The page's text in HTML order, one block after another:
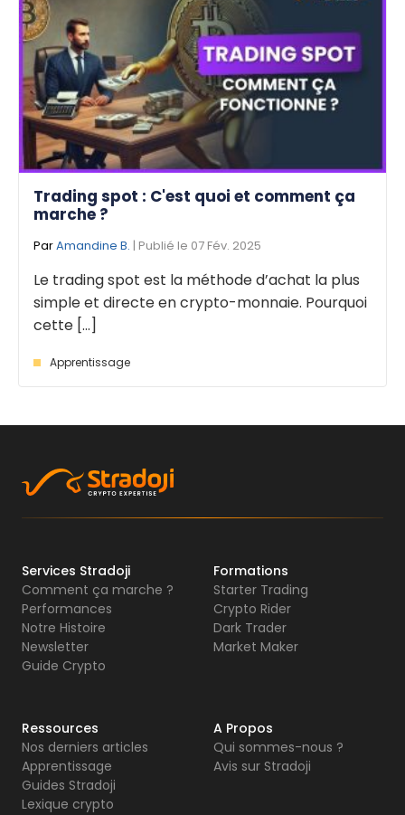
Trading spot : C'est quoi et comment ça
marche ?
ParAmandine B. | Publié le 07 Fév. 2025
Le trading spot est la méthode d’achat la plus
simple et directe en crypto-monnaie. Pourquoi
cette [...]
Apprentissage
Services Stradoji
Comment ça marche ?
Performances
Notre Histoire
Newsletter
Guide Crypto
Formations
Starter Trading
Crypto Rider
Dark Trader
Market Maker
Ressources
Nos derniers articles
Apprentissage
Guides Stradoji
Lexique crypto
A Propos
Qui sommes-nous ?
Avis sur Stradoji